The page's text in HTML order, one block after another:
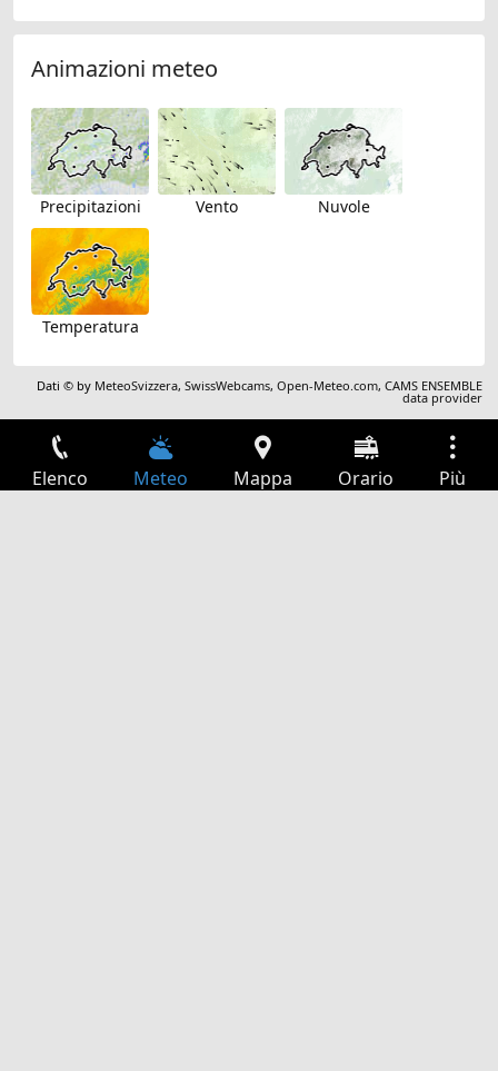
Animazioni meteo
Precipitazioni Vento Nuvole
Temperatura
Dati © by MeteoSvizzera,SwissWebcams,Open-Meteo.com,CAMS ENSEMBLE
data provider
Elenco Meteo Mappa Orario Più